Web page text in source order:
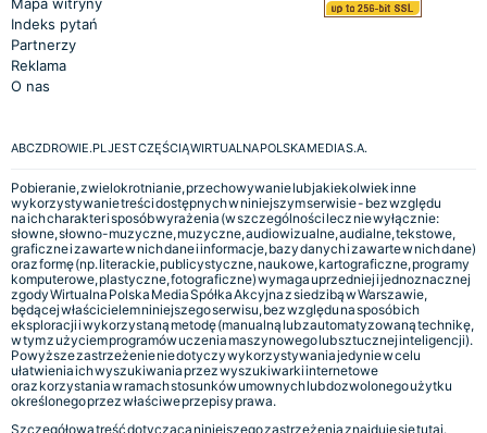
Indeks pytań
Partnerzy
Reklama
O nas
ABCZDROWIE.PL JEST CZĘŚCIĄ WIRTUALNA POLSKA MEDIA S.A.
Pobieranie, zwielokrotnianie, przechowywanie lub jakiekolwiek inne
wykorzystywanie treści dostępnych w niniejszym serwisie - bez względu
na ich charakter i sposób wyrażenia (w szczególności lecz nie wyłącznie:
słowne, słowno-muzyczne, muzyczne, audiowizualne, audialne, tekstowe,
graficzne i zawarte w nich dane i informacje, bazy danych i zawarte w nich dane)
oraz formę (np. literackie, publicystyczne, naukowe, kartograficzne, programy
komputerowe, plastyczne, fotograficzne) wymaga uprzedniej i jednoznacznej
zgody Wirtualna Polska Media Spółka Akcyjna z siedzibą w Warszawie,
będącej właścicielem niniejszego serwisu, bez względu na sposób ich
eksploracji i wykorzystaną metodę (manualną lub zautomatyzowaną technikę,
w tym z użyciem programów uczenia maszynowego lub sztucznej inteligencji).
Powyższe zastrzeżenie nie dotyczy wykorzystywania jedynie w celu
ułatwienia ich wyszukiwania przez wyszukiwarki internetowe
oraz korzystania w ramach stosunków umownych lub dozwolonego użytku
określonego przez właściwe przepisy prawa.
Szczegółowa treść dotycząca niniejszego zastrzeżenia znajduje siętutaj.